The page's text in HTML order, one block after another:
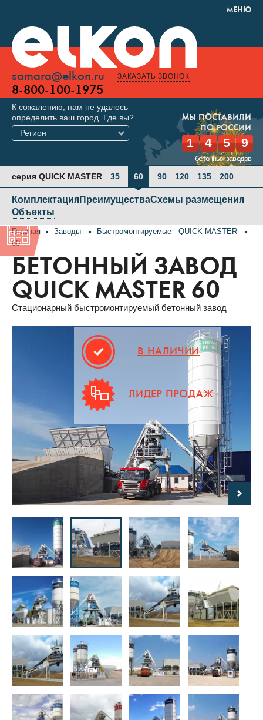
МЕНЮ
samara@elkon.ru
8-800-100-1975
ЗАКАЗАТЬ ЗВОНОК
МЫ ПОСТАВИЛИ
ПО РОССИИ
1 4 5 9
бетонных заводов
К сожалению, нам не удалось
определить ваш город. Где вы?
Регион
серия QUICK MASTER 35 60 90 120 135 200
КомплектацияПреимуществаСхемы размещения
Объекты
Главная Заводы
Быстромонтируемые - QUICK MASTER
60
БЕТОННЫЙ ЗАВОД
QUICK MASTER 60
Стационарный быстромонтируемый бетонный завод
В НАЛИЧИИ
ЛИДЕР ПРОДАЖ